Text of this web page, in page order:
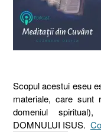
Scopul acestui eseu
materiale, care sunt
domeniul
DOMNULUI ISUS.